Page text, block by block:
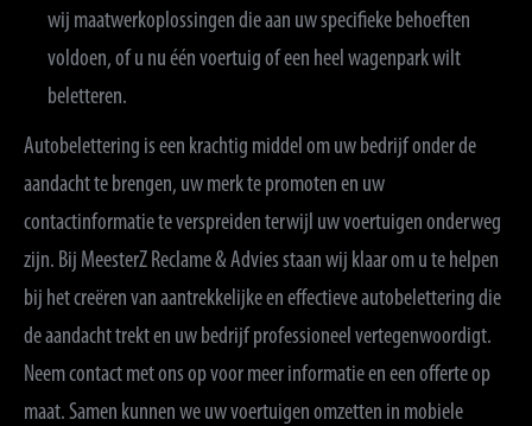
wij maatwerkoplossingen die aan uw specifieke behoeften
voldoen, of u nu één voertuig of een heel wagenpark wilt
beletteren.
Autobelettering is een krachtig middel om uw bedrijf onder de
aandacht te brengen, uw merk te promoten en uw
contactinformatie te verspreiden terwijl uw voertuigen onderweg
zijn. Bij MeesterZ Reclame & Advies staan wij klaar om u te helpen
bij het creëren van aantrekkelijke en effectieve autobelettering die
de aandacht trekt en uw bedrijf professioneel vertegenwoordigt.
Neem contact met ons op voor meer informatie en een offerte op
maat. Samen kunnen we uw voertuigen omzetten in mobiele